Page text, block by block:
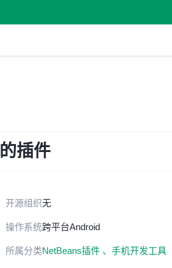
插件
开源组织无
操作系统跨平台Android
所属分类NetBeans插件 、 手机开发工具